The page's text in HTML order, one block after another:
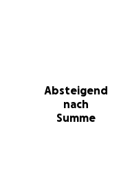
Absteigend
nach
Summe